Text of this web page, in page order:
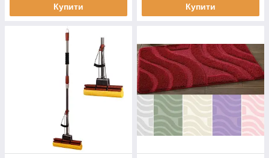
Купити Купити